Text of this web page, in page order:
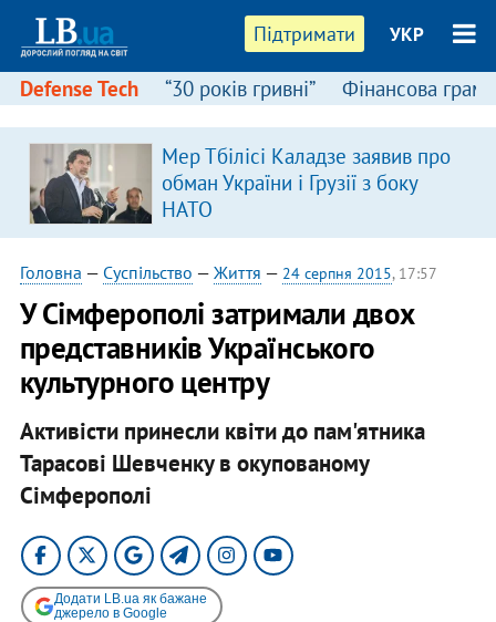
Підтримати УКР
Defense Tech “30 років гривні” Фінансова
Мер Тбілісі Каладзе заявив про
обман України і Грузії з боку
НАТО
Головна — Суспільство — Життя — 24 серпня 2015, 17:57
У Сімферополі затримали двох
представників Українського
культурного центру
Активісти принесли квіти до пам'ятника
Тарасові Шевченку в окупованому
Сімферополі
Додати LB.ua як бажане
джерело в Google